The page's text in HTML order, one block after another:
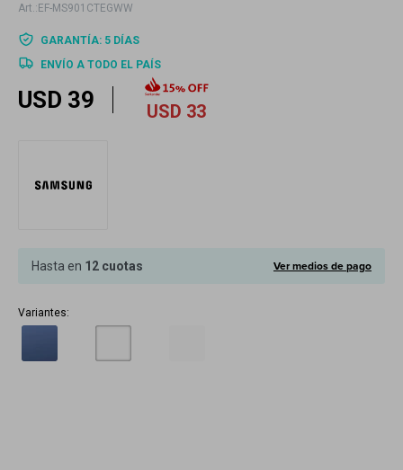
EF-MS901CTEGWW
GARANTÍA: 5 DÍAS
ENVÍO A TODO EL PAÍS
USD 39 USD 33
Hasta en 12 cuotas Ver medios de pago
Variantes:
Movilidad